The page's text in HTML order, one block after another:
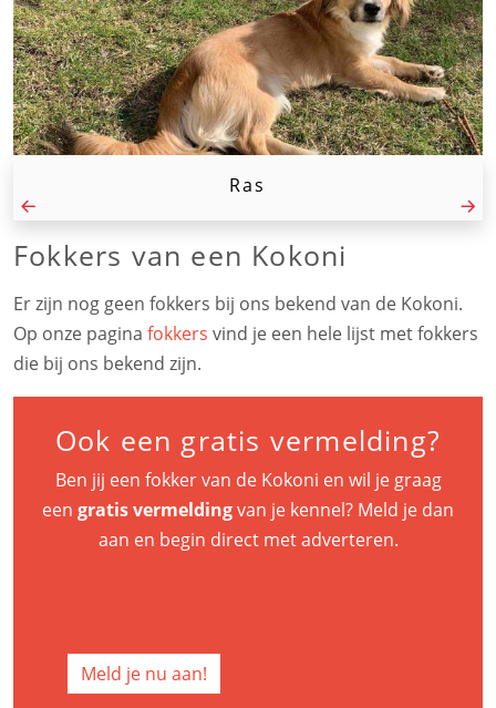
Ras
Fokkers van een Kokoni
Er zijn nog geen fokkers bij ons bekend van de Kokoni.
Op onze pagina fokkers vind je een hele lijst met fokkers
die bij ons bekend zijn.
Ook een gratis vermelding?
Ben jij een fokker van de Kokoni en wil je graag
een gratis vermeldingvan je kennel? Meld je dan
aan en begin direct met adverteren.
Meld je nu aan!